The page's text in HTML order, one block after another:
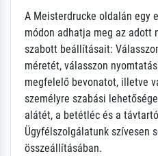
A Meisterdrucke oldalán egy
módon adhatja meg az adott
szabott beállításait:
méretét, válasszon
megfelelő bevonatot, illetve
személyre szabási
alátét, a betétléc és a
Ügyfélszolgálatunk szívesen
összeállításában.